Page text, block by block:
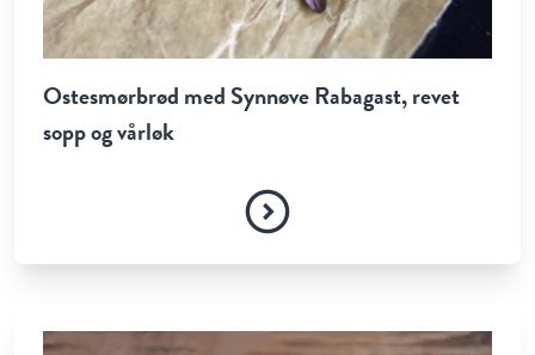
Ostesmørbrød med Synnøve Rabagast, revet
sopp og vårløk